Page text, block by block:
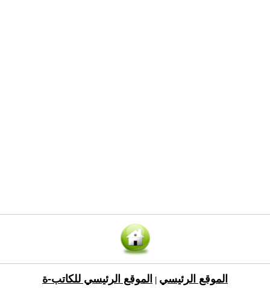
الموقع الرئيسي الموقع الرئيسي للكاتب-ة